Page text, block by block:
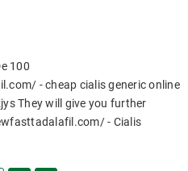
100
- cheap cialis generic online
They will give you further
- Cialis